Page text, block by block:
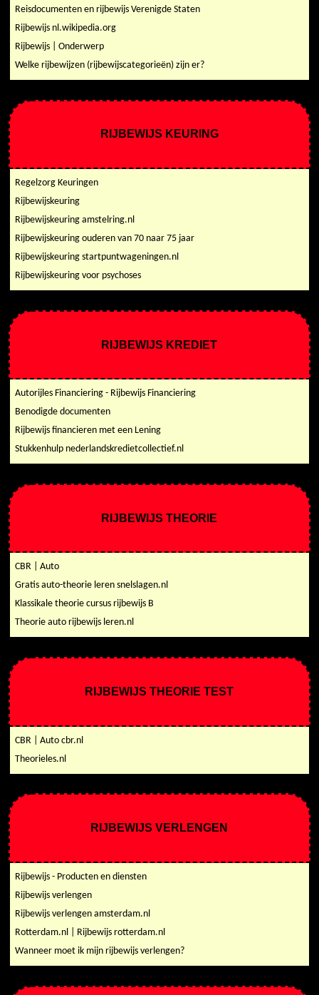
Reisdocumenten en rijbewijs Verenigde Staten
Rijbewijs nl.wikipedia.org
Rijbewijs | Onderwerp
Welke rijbewijzen (rijbewijscategorieën) zijn er?
RIJBEWIJS KEURING
Regelzorg Keuringen
Rijbewijskeuring
Rijbewijskeuring amstelring.nl
Rijbewijskeuring ouderen van 70 naar 75 jaar
Rijbewijskeuring startpuntwageningen.nl
Rijbewijskeuring voor psychoses
RIJBEWIJS KREDIET
Autorijles Financiering - Rijbewijs Financiering
Benodigde documenten
Rijbewijs financieren met een Lening
Stukkenhulp nederlandskredietcollectief.nl
RIJBEWIJS THEORIE
CBR | Auto
Gratis auto-theorie leren snelslagen.nl
Klassikale theorie cursus rijbewijs B
Theorie auto rijbewijs leren.nl
RIJBEWIJS THEORIE TEST
CBR | Auto cbr.nl
Theorieles.nl
RIJBEWIJS VERLENGEN
Rijbewijs - Producten en diensten
Rijbewijs verlengen
Rijbewijs verlengen amsterdam.nl
Rotterdam.nl | Rijbewijs rotterdam.nl
Wanneer moet ik mijn rijbewijs verlengen?